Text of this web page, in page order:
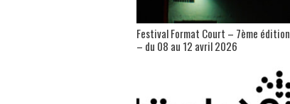
Festival Format Court – 7ème édition
– du 08 au 12 avril 2026